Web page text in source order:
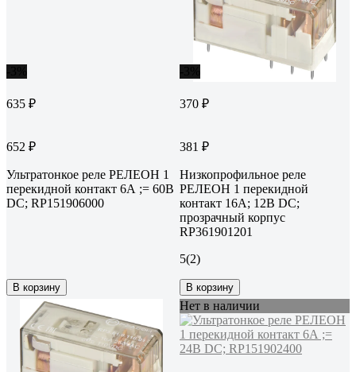
635 ₽
652 ₽
Ультратонкое реле РЕЛЕОН 1
перекидной контакт 6А ;= 60В
DC; RP151906000
В корзину
370 ₽
381 ₽
Низкопрофильное реле
РЕЛЕОН 1 перекидной
контакт 16А; 12В DC;
прозрачный корпус
RP361901201
5(2)
В корзину
Нет в наличии